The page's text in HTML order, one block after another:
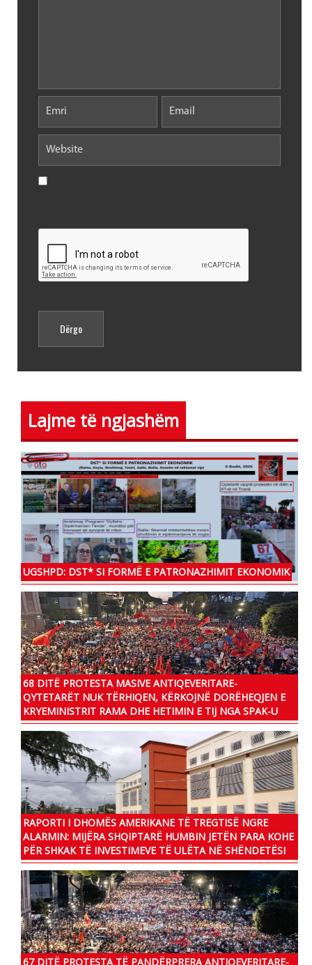
Lajme të ngjashëm
UGSHPD: DST* SI FORMË E PATRONAZHIMIT EKONOMIK
68 DITË PROTESTA MASIVE ANTIQEVERITARE-
QYTETARËT NUK TËRHIQEN, KËRKOJNË DORËHEQJEN E
KRYEMINISTRIT RAMA DHE HETIMIN E TIJ NGA SPAK-U
RAPORTI I DHOMËS AMERIKANE TË TREGTISË NGRE
ALARMIN: MIJËRA SHQIPTARË HUMBIN JETËN PARA KOHE
PËR SHKAK TË INVESTIMEVE TË ULËTA NË SHËNDETËSI
67 DITË PROTESTA TË PANDËRPRERA ANTIQEVERITARE-